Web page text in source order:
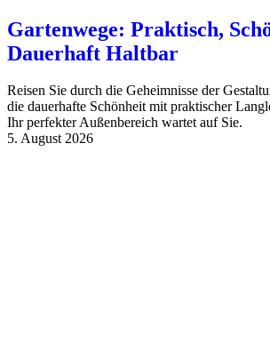
Gartenwege: Praktisch,
Dauerhaft Haltbar
Reisen Sie durch die Geheimnisse der
die dauerhafte Schönheit mit praktischer
Ihr perfekter Außenbereich wartet auf Sie.
5. August 2026